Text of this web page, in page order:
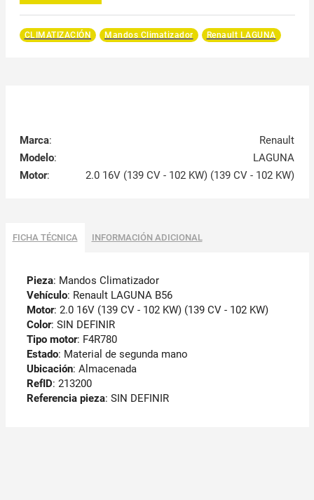
CLIMATIZACIÓN Mandos Climatizador Renault LAGUNA
Marca:
Renault
Modelo:
LAGUNA
Motor: 2.0 16V (139 CV - 102 KW) (139 CV - 102 KW)
FICHA TÉCNICA INFORMACIÓN ADICIONAL
Pieza: Mandos Climatizador
Vehículo: Renault LAGUNA B56
Motor: 2.0 16V (139 CV - 102 KW) (139 CV - 102 KW)
Color: SIN DEFINIR
Tipo motor: F4R780
Estado: Material de segunda mano
Ubicación: Almacenada
RefID: 213200
Referencia pieza: SIN DEFINIR